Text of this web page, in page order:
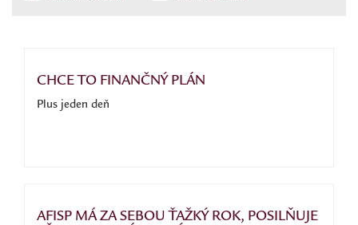
CHCE TO FINANČNÝ PLÁN
Plus jeden deň
AFISP MÁ ZA SEBOU ŤAŽKÝ ROK, POSILŇUJE